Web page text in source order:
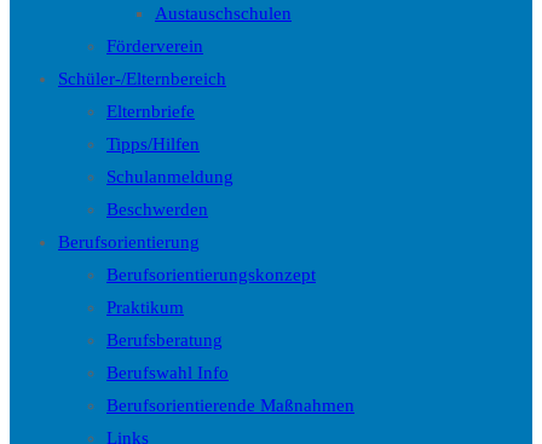
Austauschschulen
Förderverein
Schüler-/Elternbereich
Elternbriefe
Tipps/Hilfen
Schulanmeldung
Beschwerden
Berufsorientierung
Berufsorientierungskonzept
Praktikum
Berufsberatung
Berufswahl Info
Berufsorientierende Maßnahmen
Links